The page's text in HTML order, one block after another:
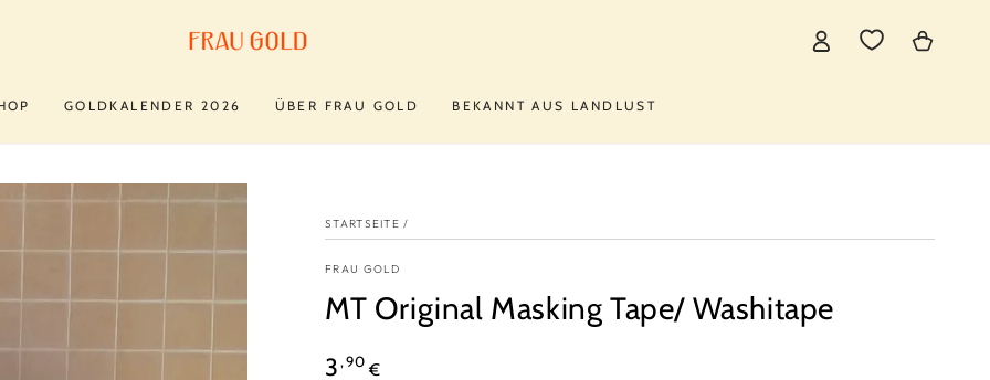
GOLDKALENDER 2026 ÜBER FRAU GOLD BEKANNT AUS LANDLUST
Einloggen Warenkorb
STARTSEITE /
FRAU GOLD
MT Original Masking Tape/ Washitape
Regulärer
3 ,90 €